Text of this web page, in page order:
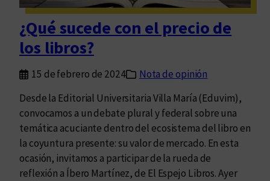
¿Qué sucede con el precio de
los libros?
15 de febrero de 2024
Nota de opinión
Desde la Editorial Universitaria Villa María (Eduvim),
convocamos a un debate plural y federal sobre una
temática acuciante dentro del ecosistema del libro en
la coyuntura presente: su valor de mercado. En esta
ocasión, invitamos a participar de la rueda de
reflexión a Íbero Martínez, de El Espejo Libros. Ayer